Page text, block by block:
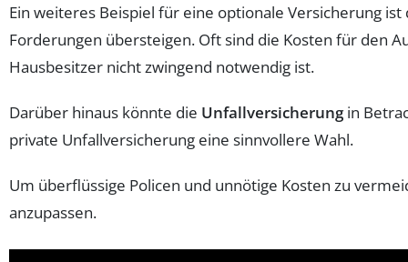
Ein weiteres Beispiel für eine optionale Versicherung
Forderungen übersteigen. Oft sind die Kosten für den
Hausbesitzer nicht zwingend notwendig ist.
Darüber hinaus könnte die Unfallversicherungin
private Unfallversicherung eine sinnvollere Wahl.
Um überflüssige Policen und unnötige Kosten zu
anzupassen.